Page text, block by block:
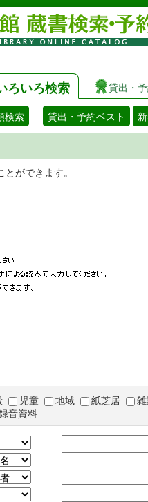
ろいろ検索 貸出・
検索 貸出・予約ベスト
検索することがで
児童 地域 紙芝居
音資料